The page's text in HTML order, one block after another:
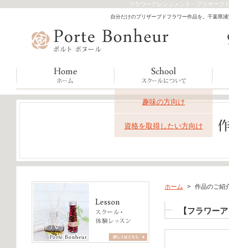
フラワーアレンジメント・プリザー
自分だけのプリザーブドフラワー作品を。千葉県
趣味の方向け
資格を取得したい方向け
ホーム > 作品のご紹
【フラワー